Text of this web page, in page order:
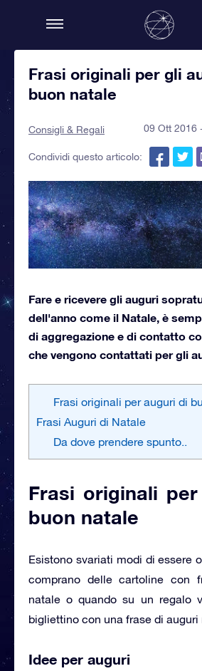
Frasi originali per gli
buon natale
Consigli & Regali 09 Ott 2016
Condividi questo articolo:
Fare e ricevere gli auguri
dell'anno come il Natale, è
di aggregazione e di contatto
che vengono contattati per gli
Frasi originali per auguri di
Frasi Auguri di Natale
Da dove prendere spunto..
Frasi originali
buon natale
Esistono svariati modi di essere
comprano delle cartoline con
natale o quando su un regalo
bigliettino con una frase di auguri
Idee per auguri